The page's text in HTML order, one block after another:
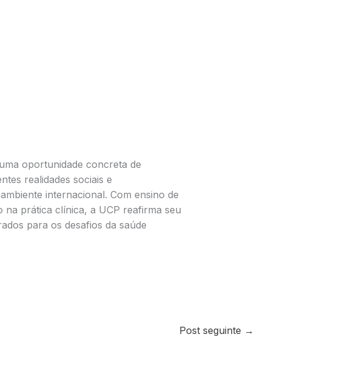
oportunidade concreta de
realidades sociais e
internacional. Com ensino de
prática clínica, a UCP reafirma seu
para os desafios da saúde
Post seguinte →